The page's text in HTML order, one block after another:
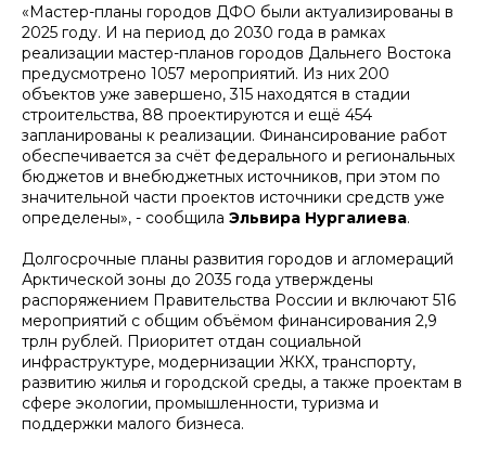
«Мастер-планы городов ДФО были актуализированы в
2025 году. И на период до 2030 года в рамках
реализации мастер-планов городов Дальнего Востока
предусмотрено 1057 мероприятий. Из них 200
объектов уже завершено, 315 находятся в стадии
строительства, 88 проектируются и ещё 454
запланированы к реализации. Финансирование работ
обеспечивается за счёт федерального и региональных
бюджетов и внебюджетных источников, при этом по
значительной части проектов источники средств уже
определены», - сообщила Эльвира Нургалиева.
Долгосрочные планы развития городов и агломераций
Арктической зоны до 2035 года утверждены
распоряжением Правительства России и включают 516
мероприятий с общим объёмом финансирования 2,9
трлн рублей. Приоритет отдан социальной
инфраструктуре, модернизации ЖКХ, транспорту,
развитию жилья и городской среды, а также проектам в
сфере экологии, промышленности, туризма и
поддержки малого бизнеса.